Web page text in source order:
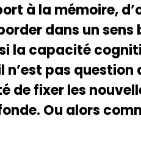
à la mémoire,
dans un
la capacité
pas question
de fixer les
Ou alors